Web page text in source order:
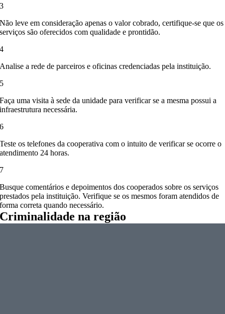
3
Não leve em consideração apenas o valor cobrado, certifique-se que os
serviços são oferecidos com qualidade e prontidão.
4
Analise a rede de parceiros e oficinas credenciadas pela instituição.
5
Faça uma visita à sede da unidade para verificar se a mesma possui a
infraestrutura necessária.
6
Teste os telefones da cooperativa com o intuito de verificar se ocorre o
atendimento 24 horas.
7
Busque comentários e depoimentos dos cooperados sobre os serviços
prestados pela instituição. Verifique se os mesmos foram atendidos de
forma correta quando necessário.
Criminalidade na região